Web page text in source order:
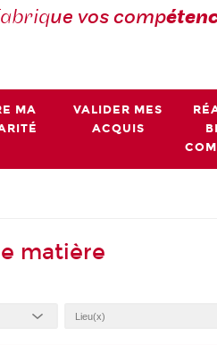
ue vos comp
MA
VALIDER MES
ACQUIS
matière